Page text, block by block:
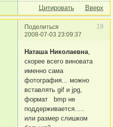
Цитировать Вверх
Поделиться
19
2008-07-03 23:09:37
Наташа Николаевна,
скорее всего виновата
именно сама
фотография... можно
вставлять gif и jpg,
формат bmp не
поддерживается.....
или размер слишком